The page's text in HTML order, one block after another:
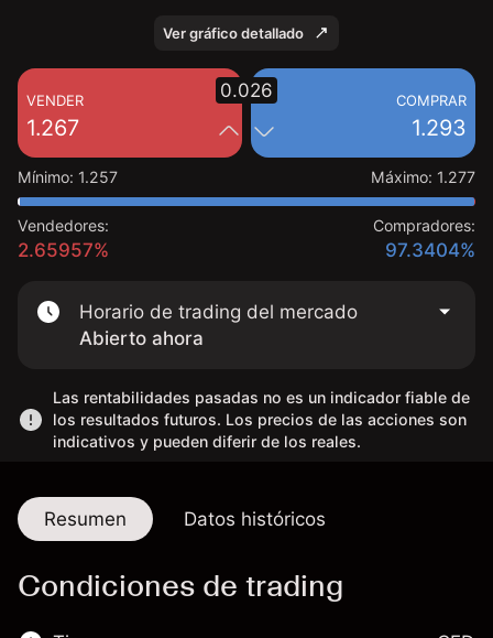
Ver gráfico detallado
VENDER
1.267
COMPRAR
1.293
0.026
Mínimo: 1.257 Máximo: 1.277
Vendedores:
2.65957%
Compradores:
97.3404%
Horario de trading del mercado
Abierto ahora
Las rentabilidades pasadas no es un indicador fiable de
los resultados futuros. Los precios de las acciones son
indicativos y pueden diferir de los reales.
Resumen Datos históricos
Condiciones de trading